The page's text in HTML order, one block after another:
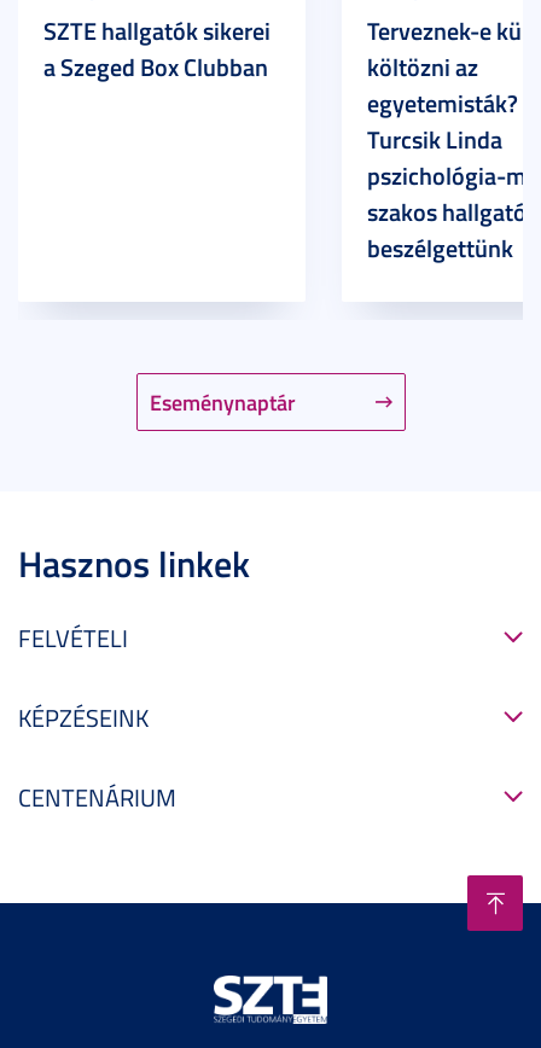
Eseménynaptár
SZTE hallgatók sikerei
a Szeged Box Clubban
Terveznek-e
költözni az
egyetemisták? –
Turcsik Linda
pszichológia-
szakos
beszélgettünk
Hasznos linkek
FELVÉTELI
KÉPZÉSEINK
CENTENÁRIUM